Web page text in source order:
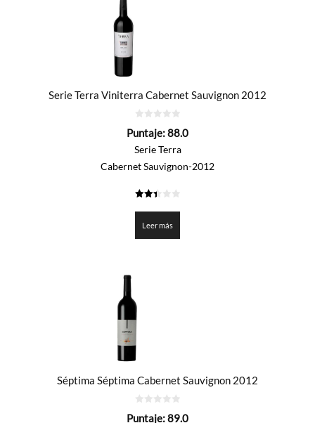
Serie Terra Viniterra Cabernet Sauvignon 2012
de
Puntaje:88.0
Serie Terra
Cabernet Sauvignon-2012
Leer más
Séptima Séptima Cabernet Sauvignon 2012
de
Puntaje:89.0